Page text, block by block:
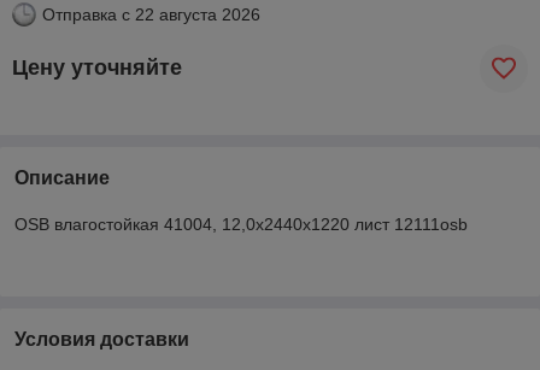
Отправка с 22 августа 2026
Цену уточняйте
Описание
OSB влагостойкая 41004, 12,0х2440х1220 лист 12111osb
Условия доставки